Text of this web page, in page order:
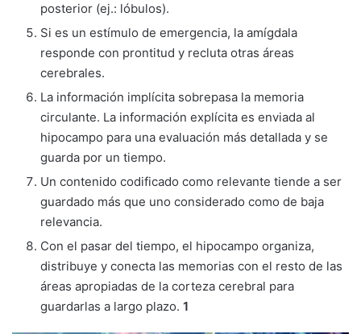
posterior (ej.: lóbulos).
Si es un estímulo de emergencia, la amígdala
responde con prontitud y recluta otras áreas
cerebrales.
La información implícita sobrepasa la memoria
circulante. La información explícita es enviada al
hipocampo para una evaluación más detallada y se
guarda por un tiempo.
Un contenido codificado como relevante tiende a ser
guardado más que uno considerado como de baja
relevancia.
Con el pasar del tiempo, el hipocampo organiza,
distribuye y conecta las memorias con el resto de las
áreas apropiadas de la corteza cerebral para
guardarlas a largo plazo. 1